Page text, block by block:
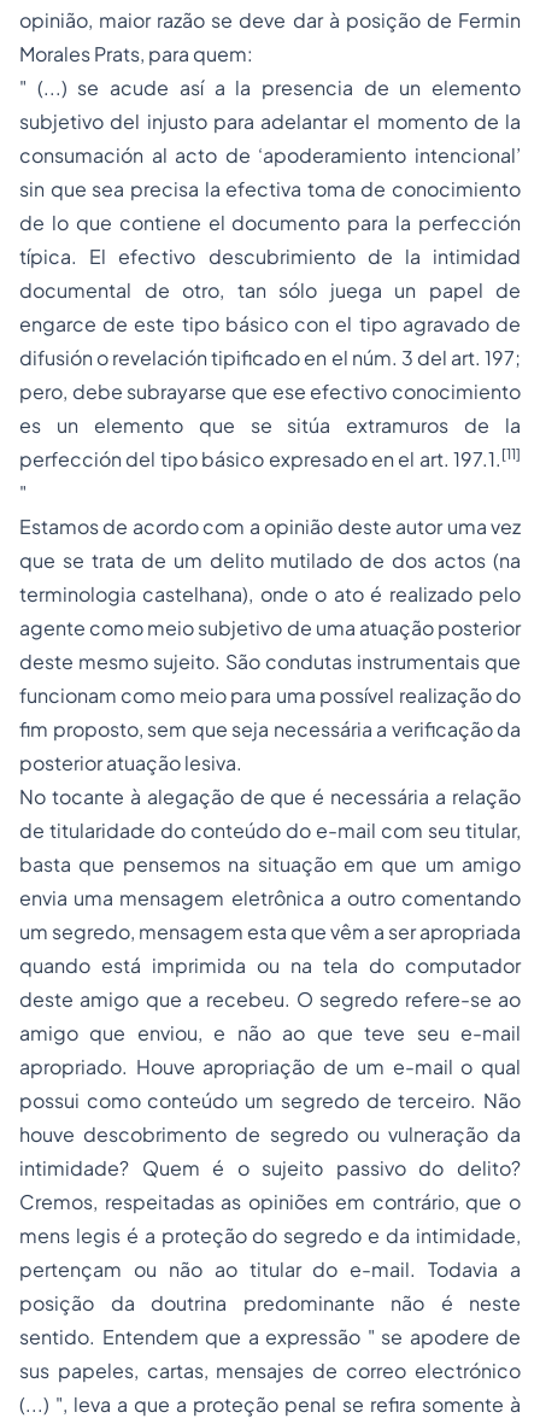
opinião, maior razão se deve dar à posição de Fermin
Morales Prats, para quem:
" (...) se acude así a la presencia de un elemento
subjetivo del injusto para adelantar el momento de la
consumación al acto de ‘apoderamiento intencional’
sin que sea precisa la efectiva toma de conocimiento
de lo que contiene el documento para la perfección
típica. El efectivo descubrimiento de la intimidad
documental de otro, tan sólo juega un papel de
engarce de este tipo básico con el tipo agravado de
difusión o revelación tipificado en el núm. 3 del art. 197;
pero, debe subrayarse que ese efectivo conocimiento
es un elemento que se sitúa extramuros de la
perfección del tipo básico expresado en el art. 197.1. [11]
"
Estamos de acordo com a opinião deste autor uma vez
que se trata de um delito mutilado de dos actos (na
terminologia castelhana), onde o ato é realizado pelo
agente como meio subjetivo de uma atuação posterior
deste mesmo sujeito. São condutas instrumentais que
funcionam como meio para uma possível realização do
fim proposto, sem que seja necessária a verificação da
posterior atuação lesiva.
No tocante à alegação de que é necessária a relação
de titularidade do conteúdo do e-mail com seu titular,
basta que pensemos na situação em que um amigo
envia uma mensagem eletrônica a outro comentando
um segredo, mensagem esta que vêm a ser apropriada
quando está imprimida ou na tela do computador
deste amigo que a recebeu. O segredo refere-se ao
amigo que enviou, e não ao que teve seu e-mail
apropriado. Houve apropriação de um e-mail o qual
possui como conteúdo um segredo de terceiro. Não
houve descobrimento de segredo ou vulneração da
intimidade? Quem é o sujeito passivo do delito?
Cremos, respeitadas as opiniões em contrário, que o
mens legisé a proteção do segredo e da intimidade,
pertençam ou não ao titular do e-mail. Todavia a
posição da doutrina predominante não é neste
sentido. Entendem que a expressão " se apodere de
sus papeles, cartas, mensajes de correo electrónico
(...) ", leva a que a proteção penal se refira somente à